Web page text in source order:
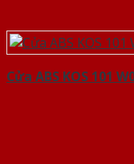
Cửa ABS KOS 101